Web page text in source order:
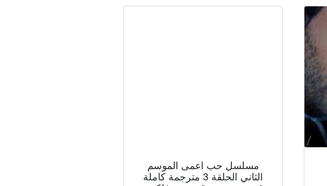
مسلسل حب اعمى الموسم
الثاني الحلقة 3 مترجمة كاملة